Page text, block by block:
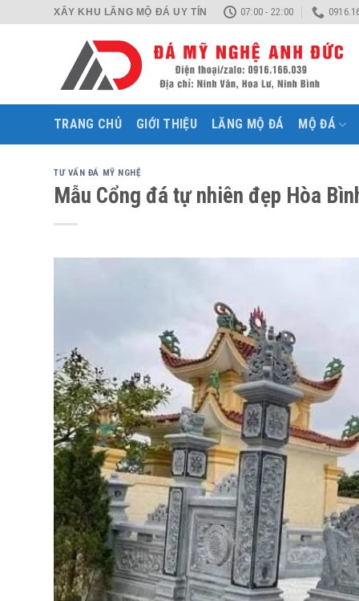
XÂY KHU LĂNG MỘ ĐÁ UY TÍN 07:00 - 22:00
TRANG CHỦ GIỚI THIỆU LĂNG MỘ ĐÁ MỘ ĐÁ
TƯ VẤN ĐÁ MỸ NGHỆ
Mẫu Cổng đá tự nhiên đẹp Hòa